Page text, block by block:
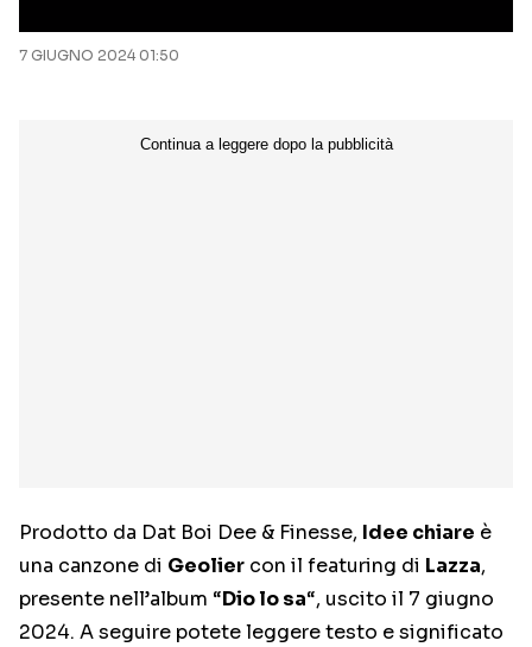
7 GIUGNO 2024 01:50
Prodotto da Dat Boi Dee & Finesse, Idee chiare è
una canzone di Geolier con il featuring di Lazza,
presente nell’album “Dio lo sa“, uscito il 7 giugno
2024. A seguire potete leggere testo e significato